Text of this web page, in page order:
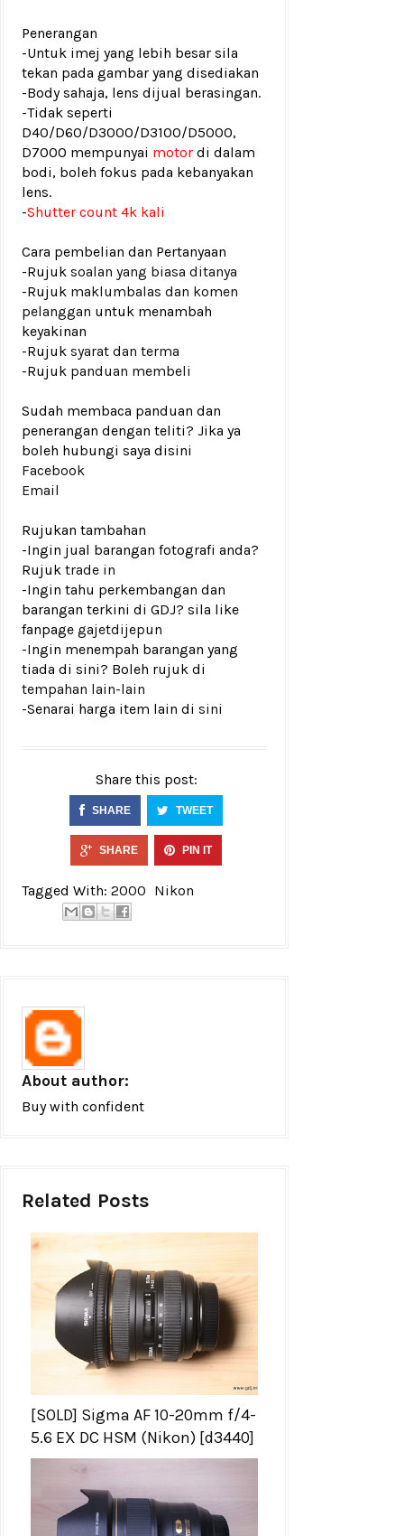
Penerangan
-Untuk imej yang lebih besar sila
tekan pada gambar yang disediakan
-Body sahaja, lens dijual berasingan.
-Tidak seperti
D40/D60/D3000/D3100/D5000,
D7000 mempunyai motor di dalam
bodi, boleh fokus pada kebanyakan
lens.
-Shutter count 4k kali
Cara pembelian dan Pertanyaan
-Rujuk soalan yang biasa ditanya
-Rujuk maklumbalas dan komen
pelanggan untuk menambah
keyakinan
-Rujuk syarat dan terma
-Rujuk panduan membeli
Sudah membaca panduan dan
penerangan dengan teliti? Jika ya
boleh hubungi saya disini
Facebook
Email
Rujukan tambahan
-Ingin jual barangan fotografi anda?
Rujuk trade in
-Ingin tahu perkembangan dan
barangan terkini di GDJ? sila like
fanpage gajetdijepun
-Ingin menempah barangan yang
tiada di sini? Boleh rujuk di
tempahan lain-lain
-Senarai harga item lain di sini
Share this post:
SHARE TWEET
SHARE PIN IT
Tagged With: 2000 Nikon
About author:
Buy with confident
Related Posts
[SOLD] Sigma AF 10-20mm f/4-
5.6 EX DC HSM (Nikon) [d3440]